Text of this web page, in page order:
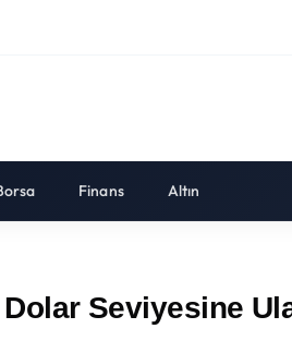
Finans Altın
Seviyesine